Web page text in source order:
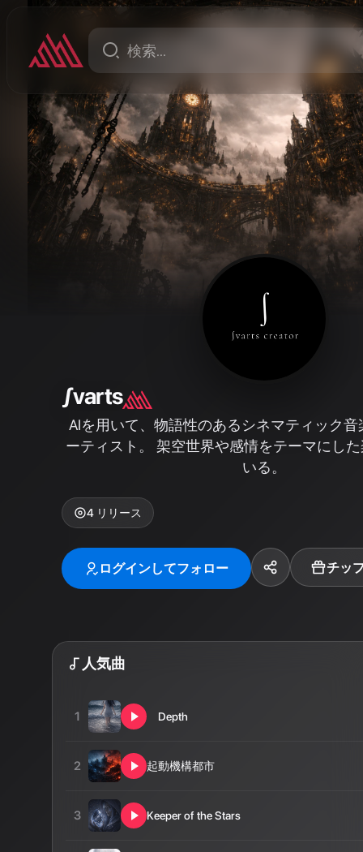
∫varts
AIを用いて、物語性のあるシネマティック
ーティスト。 架空世界や感情をテーマにし
いる。
4 リリース
ログインしてフォロー チッ
人気曲
1 Depth
2 起動機構都市
3 Keeper of the Stars